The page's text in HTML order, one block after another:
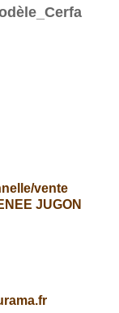
vente
JUGON